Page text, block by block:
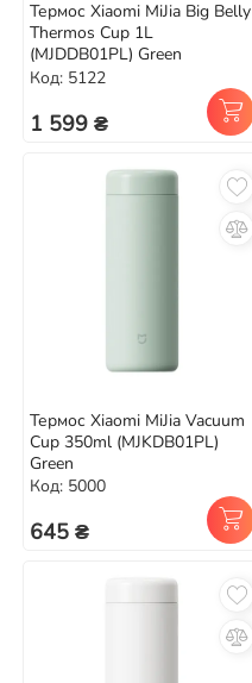
Термос Xiaomi MiJia Big Belly
Thermos Cup 1L
(MJDDB01PL) Green
Код: 5122
1 599 ₴
Термос Xiaomi MiJia Vacuum
Cup 350ml (MJKDB01PL)
Green
Код: 5000
645 ₴